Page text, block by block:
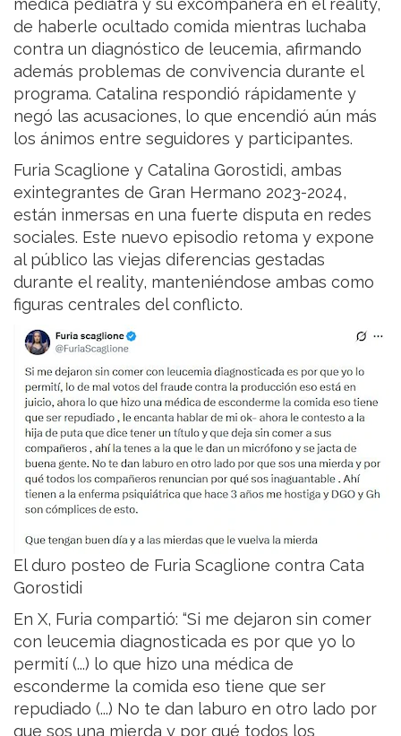
médica pediatra y su excompañera en el reality,
de haberle ocultado comida mientras luchaba
contra un diagnóstico de leucemia, afirmando
además problemas de convivencia durante el
programa. Catalina respondió rápidamente y
negó las acusaciones, lo que encendió aún más
los ánimos entre seguidores y participantes.
Furia Scaglione y Catalina Gorostidi, ambas
exintegrantes de Gran Hermano 2023-2024,
están inmersas en una fuerte disputa en redes
sociales. Este nuevo episodio retoma y expone
al público las viejas diferencias gestadas
durante el reality, manteniéndose ambas como
figuras centrales del conflicto.
El duro posteo de Furia Scaglione contra Cata
Gorostidi
En X, Furia compartió: “Si me dejaron sin comer
con leucemia diagnosticada es por que yo lo
permití (...) lo que hizo una médica de
esconderme la comida eso tiene que ser
repudiado (...) No te dan laburo en otro lado por
que sos una mierda y por qué todos los